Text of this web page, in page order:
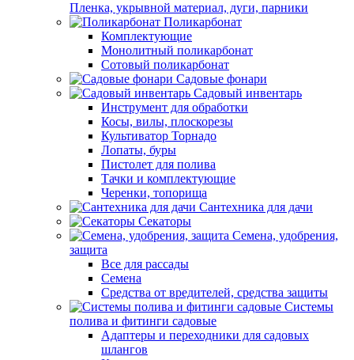
Пленка, укрывной материал, дуги, парники
Поликарбонат
Комплектующие
Монолитный поликарбонат
Сотовый поликарбонат
Садовые фонари
Садовый инвентарь
Инструмент для обработки
Косы, вилы, плоскорезы
Культиватор Торнадо
Лопаты, буры
Пистолет для полива
Тачки и комплектующие
Черенки, топорища
Сантехника для дачи
Секаторы
Семена, удобрения,
защита
Все для рассады
Семена
Средства от вредителей, средства защиты
Системы
полива и фитинги садовые
Адаптеры и переходники для садовых
шлангов